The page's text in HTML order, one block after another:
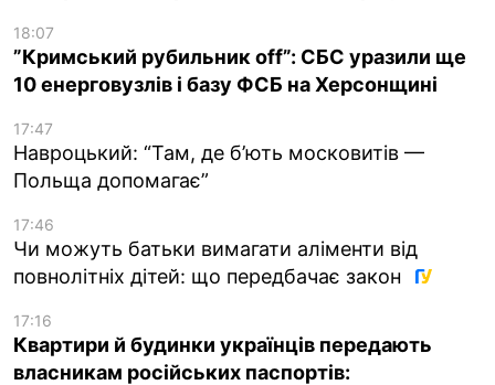
18:07
”Кримський рубильник off”: СБС уразили ще
10 енерговузлів і базу ФСБ на Херсонщині
17:47
Навроцький: “Там, де б’ють московитів —
Польща допомагає”
17:46
Чи можуть батьки вимагати аліменти від
повнолітніх дітей: що передбачає закон
17:16
Квартири й будинки українців передають
власникам російських паспортів: